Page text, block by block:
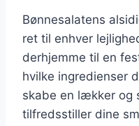
Bønnesalatens
ret til enhver
derhjemme til en
hvilke ingredienser
skabe en lækker og
tilfredsstiller dine